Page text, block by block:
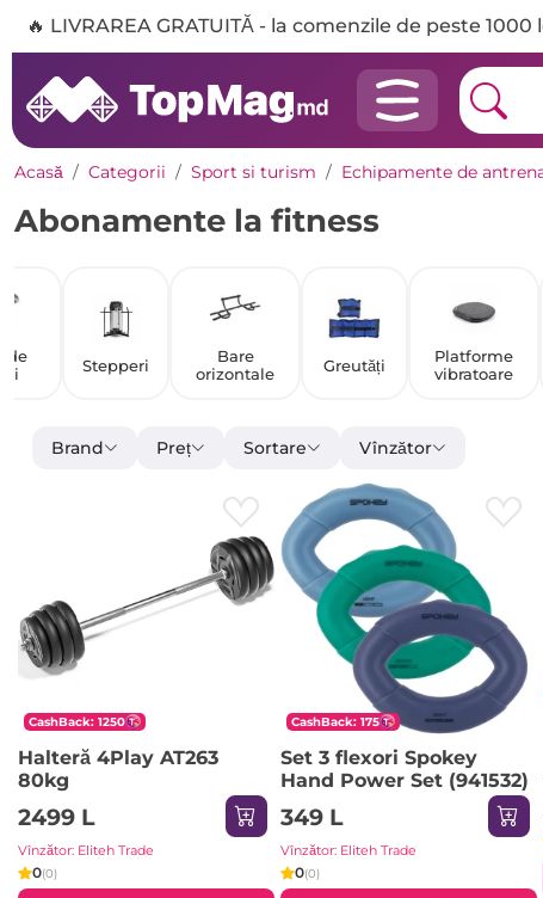
🔥 LIVRAREA GRATUITĂ - la comenzile de peste 1000
Acasă Categorii Sport si turism Echipamente de
Abonamente la fitness
de
Stepperi
Bare
orizontale
Greutăți
Platforme
vibratoare
Brand Preț Sortare Vînzător
CashBack: 1250
Halteră 4Play AT263
80kg
2499 L
Vînzător: Eliteh Trade
0(0)
CashBack: 175
Set 3 flexori Spokey
Hand Power Set (941532)
349 L
Vînzător: Eliteh Trade
0(0)